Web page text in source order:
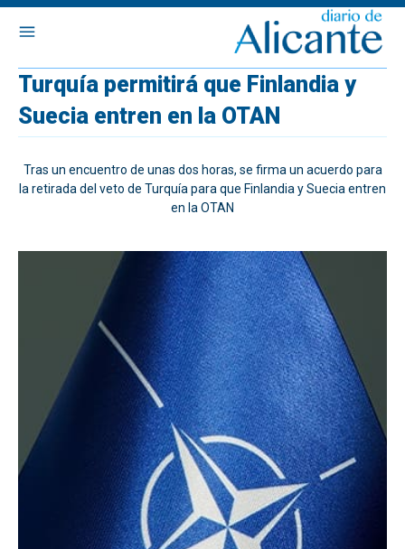
Turquía permitirá que Finlandia y
Suecia entren en la OTAN
Tras un encuentro de unas dos horas, se firma un acuerdo para
la retirada del veto de Turquía para que Finlandia y Suecia entren
en la OTAN